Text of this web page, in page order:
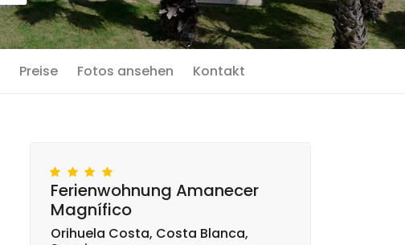
Preise Fotos ansehen Kontakt
Ferienwohnung Amanecer
Magnífico
Orihuela Costa, Costa Blanca,